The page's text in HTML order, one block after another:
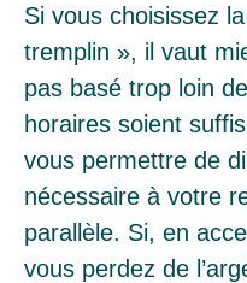
Si vous choisissez
tremplin », il vaut
pas basé trop loin
horaires soient
vous permettre de
nécessaire à votre
parallèle. Si, en
vous perdez de